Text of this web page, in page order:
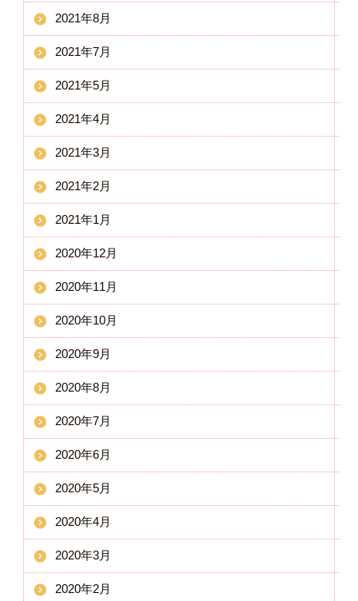
2021年8月
2021年7月
2021年5月
2021年4月
2021年3月
2021年2月
2021年1月
2020年12月
2020年11月
2020年10月
2020年9月
2020年8月
2020年7月
2020年6月
2020年5月
2020年4月
2020年3月
2020年2月